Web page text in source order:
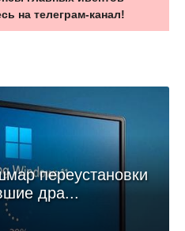
на телеграм-канал!
переустановки
дра...